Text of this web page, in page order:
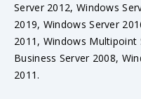
Server 2012, Windows
2019, Windows Server
2011, Windows Multipoint
Business Server 2008,
2011.